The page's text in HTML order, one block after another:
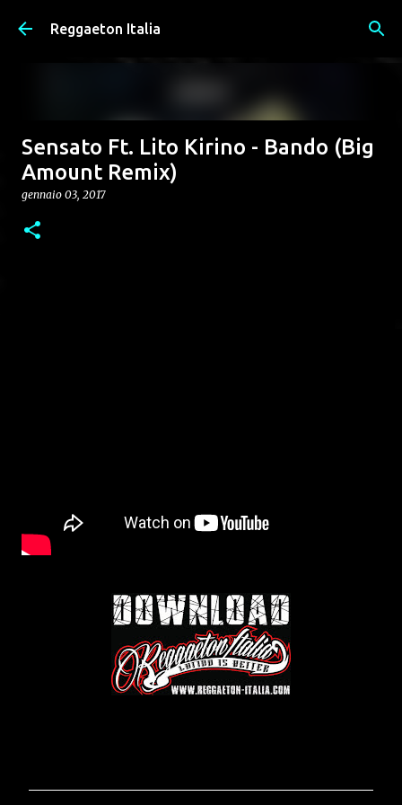
Passa ai contenuti principali
Reggaeton Italia
Sensato Ft. Lito Kirino - Bando (Big
Amount Remix)
gennaio 03, 2017